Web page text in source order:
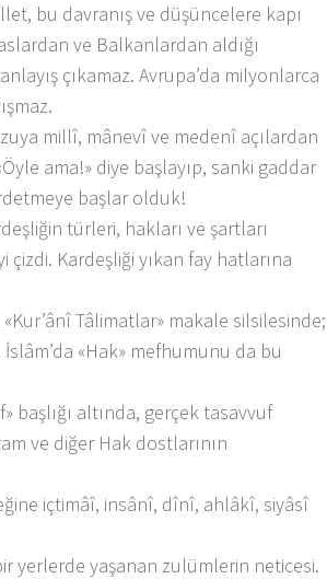
bu davranış ve düşüncelere kapı
ve Balkanlardan aldığı
çıkamaz. Avrupa’da milyonlarca
millî, mânevî ve medenî açılardan
ama!» diye başlayıp, sanki gaddar
başlar olduk!
türleri, hakları ve şartları
Kardeşliği yıkan fay hatlarına
Tâlimatlar» makale silsilesinde;
«Hak» mefhumunu da bu
başlığı altında, gerçek tasavvuf
ve diğer Hak dostlarının
içtimâî, insânî, dînî, ahlâkî, siyâsî
yerlerde yaşanan zulümlerin neticesi.